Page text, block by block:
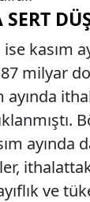
kasım
milyar
ayında
ayında
ve